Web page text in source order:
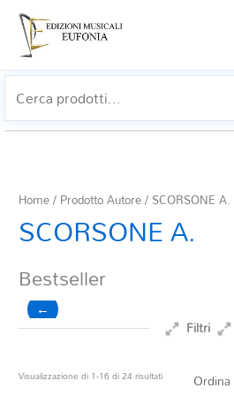
Home/ Prodotto Autore / SCORSONE A.
SCORSONE A.
Bestseller
←
Filtri
Visualizzazione di 1-16 di 24 risultatiOrdina
in